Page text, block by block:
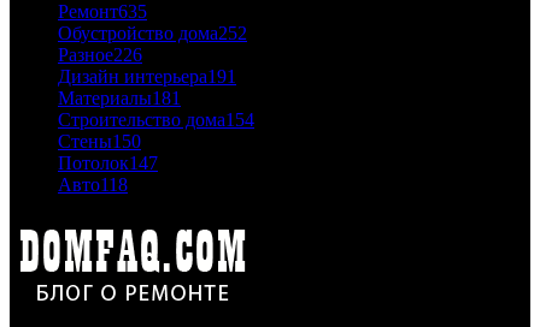
Ремонт635
Обустройство дома252
Разное226
Дизайн интерьера191
Материалы181
Строительство дома154
Стены150
Потолок147
Авто118